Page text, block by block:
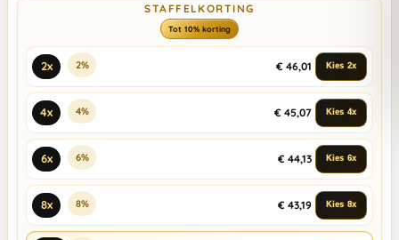
STAFFELKORTING
Tot 10% korting
2x 2% € 46,01 Kies 2x
4x 4% € 45,07 Kies 4x
6x 6% € 44,13 Kies 6x
8x 8% € 43,19 Kies 8x